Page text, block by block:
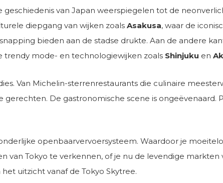
geschiedenis van Japan weerspiegelen tot de
diepgang van wijken zoals Asakusa, waar de
bieden aan de stadse drukte. Aan de andere
mode- en technologiewijken zoals Shinjuku en
Van Michelin-sterrenrestaurants die culinaire
De gastronomische scene is ongeëvenaard.
openbaarvervoersysteem. Waardoor je
van Tokyo te verkennen, of je nu de levendige
uitzicht vanaf de Tokyo Skytree.